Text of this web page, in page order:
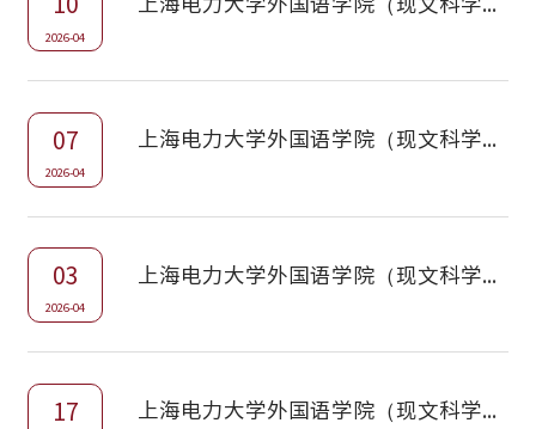
2026-04
07
2026-04
上海电力大学外国语学院（现文科学部）2026年硕士研究生招生调剂复试通知
03
2026-04
上海电力大学外国语学院（现文科学部） 2026年硕士研究生招生调剂办法
17 上海电力大学外国语学院（现文科学部）2026年硕士研究生招生一志愿复试通知